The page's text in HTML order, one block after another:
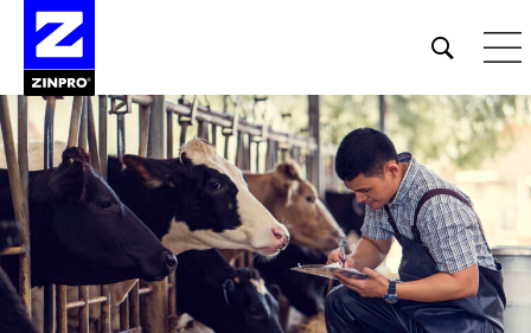
Open
site
search
form
Pesquisar
por: